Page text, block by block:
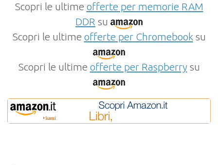
Scopri le ultime offerte per memorie RAM
DDR su
Scopri le ultime offerte per Chromebooksu
Scopri le ultime offerte per Raspberrysu